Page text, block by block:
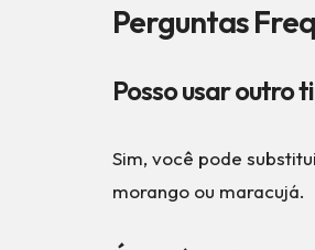
Perguntas
Posso usar outro
Sim, você pode
morango ou maracujá.